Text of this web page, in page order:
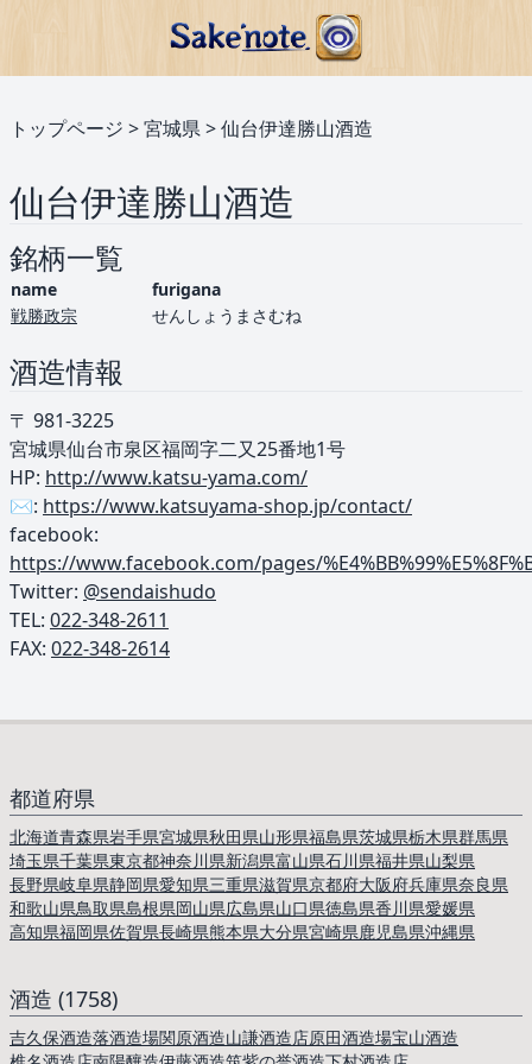
トップページ >宮城県>仙台伊達勝山酒造
仙台伊達勝山酒造
銘柄一覧
name
furigana
戦勝政宗
せんしょうまさむね
酒造情報
〒 981-3225
宮城県仙台市泉区福岡字二又25番地1号
HP: http://www.katsu-yama.com/
✉️: https://www.katsuyama-shop.jp/contact/
facebook:
https://www.facebook.com/pages/
Twitter: @sendaishudo
TEL: ︎ 022-348-2611
FAX: 022-348-2614
都道府県
北海道青森県岩手県宮城県秋田県山形県福島県茨城県栃木県群馬県
埼玉県千葉県東京都神奈川県新潟県富山県石川県福井県山梨県
長野県岐阜県静岡県愛知県三重県滋賀県京都府大阪府兵庫県奈良県
和歌山県鳥取県島根県岡山県広島県山口県徳島県香川県愛媛県
高知県福岡県佐賀県長崎県熊本県大分県宮崎県鹿児島県沖縄県
酒造 (1758)
吉久保酒造落酒造場関原酒造山謙酒造店原田酒造場宝山酒造